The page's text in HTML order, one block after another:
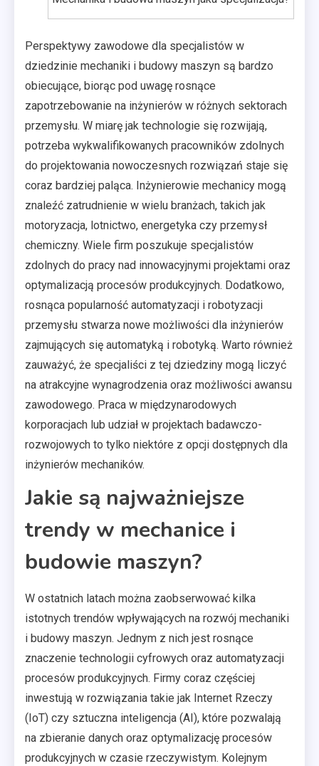
Perspektywy zawodowe dla specjalistów w
dziedzinie mechaniki i budowy maszyn są bardzo
obiecujące, biorąc pod uwagę rosnące
zapotrzebowanie na inżynierów w różnych sektorach
przemysłu. W miarę jak technologie się rozwijają,
potrzeba wykwalifikowanych pracowników zdolnych
do projektowania nowoczesnych rozwiązań staje się
coraz bardziej paląca. Inżynierowie mechanicy mogą
znaleźć zatrudnienie w wielu branżach, takich jak
motoryzacja, lotnictwo, energetyka czy przemysł
chemiczny. Wiele firm poszukuje specjalistów
zdolnych do pracy nad innowacyjnymi projektami oraz
optymalizacją procesów produkcyjnych. Dodatkowo,
rosnąca popularność automatyzacji i robotyzacji
przemysłu stwarza nowe możliwości dla inżynierów
zajmujących się automatyką i robotyką. Warto również
zauważyć, że specjaliści z tej dziedziny mogą liczyć
na atrakcyjne wynagrodzenia oraz możliwości awansu
zawodowego. Praca w międzynarodowych
korporacjach lub udział w projektach badawczo-
rozwojowych to tylko niektóre z opcji dostępnych dla
inżynierów mechaników.
Jakie są najważniejsze
trendy w mechanice i
budowie maszyn?
W ostatnich latach można zaobserwować kilka
istotnych trendów wpływających na rozwój mechaniki
i budowy maszyn. Jednym z nich jest rosnące
znaczenie technologii cyfrowych oraz automatyzacji
procesów produkcyjnych. Firmy coraz częściej
inwestują w rozwiązania takie jak Internet Rzeczy
(IoT) czy sztuczna inteligencja (AI), które pozwalają
na zbieranie danych oraz optymalizację procesów
produkcyjnych w czasie rzeczywistym. Kolejnym